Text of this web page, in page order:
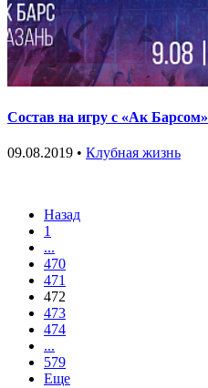
Состав на игру с «Ак Барсом»
09.08.2019 • Клубная жизнь
Назад
1
...
470
471
472
473
474
...
579
Еще